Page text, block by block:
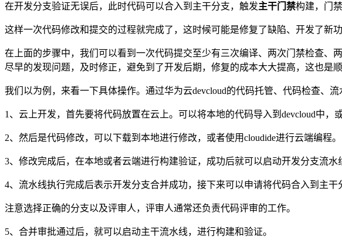
在开发分支验证无误后，此时代码可以合入到主干分支，触发主干门禁构建，门
这样一次代码修改和提交的过程就完成了，这时候可能是修复了缺陷、开发了
在上面的步骤中，我们可以看到一次代码提交至少有三次编译、两次门禁检查
尽早的发现问题，及时修正，避免到了开发后期，修复的成本大大提高，这也是
我们以为例，来看一下具体操作。通过华为云devcloud的代码托管、代码检查、
1、云上开发，首先要将代码放置在云上。可以将本地的代码导入到devcloud中，
2、然后是代码修改，可以下载到本地进行修改，或者使用cloudide进行云端编程。
3、修改完成后，在本地或者云端进行构建验证，成功后就可以启动开发分支流水
4、流水线执行完成后表示开发分支合并成功，接下来可以申请将代码合入到主干
注意选择正确的分支以及评审人，评审人通常还负责代码评审的工作。
5、合并审批通过后，就可以启动主干流水线，进行构建和验证。